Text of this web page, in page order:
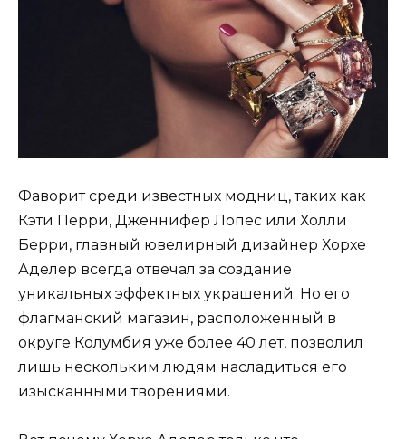
Фаворит среди известных модниц, таких как
Кэти Перри, Дженнифер Лопес или Холли
Берри, главный ювелирный дизайнер Хорхе
Аделер всегда отвечал за создание
уникальных эффектных украшений. Но его
флагманский магазин, расположенный в
округе Колумбия уже более 40 лет, позволил
лишь нескольким людям насладиться его
изысканными творениями.